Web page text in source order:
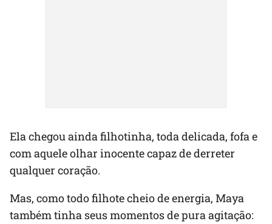
Ela chegou ainda filhotinha, toda delicada, fofa e
com aquele olhar inocente capaz de derreter
qualquer coração.
Mas, como todo filhote cheio de energia, Maya
também tinha seus momentos de pura agitação: